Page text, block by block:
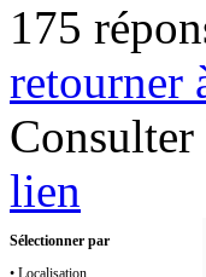
175
retourner
lien
Sélectionner par